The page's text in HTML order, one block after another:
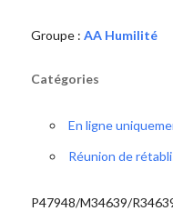
Groupe : AA Humilité
Catégories
En ligne
Réunion de
P47948/M34639/